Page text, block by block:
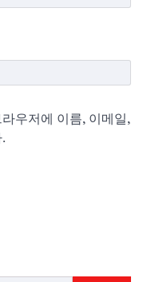
우저에 이름, 이메일,